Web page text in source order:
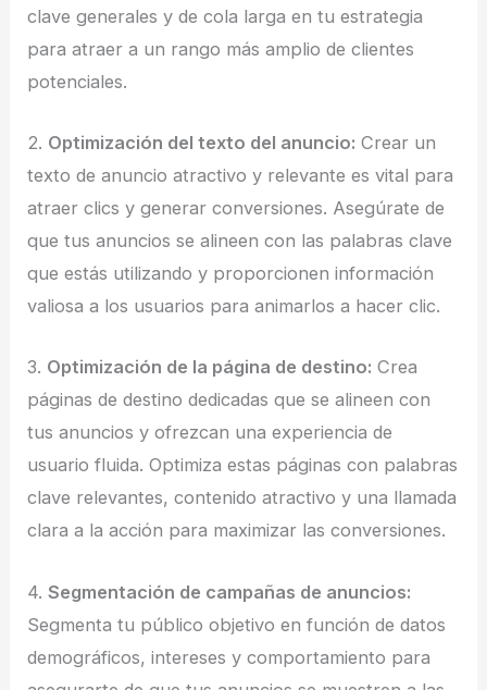
clave generales y de cola larga en tu estrategia
para atraer a un rango más amplio de clientes
potenciales.
2. Optimización del texto del anuncio: Crear un
texto de anuncio atractivo y relevante es vital para
atraer clics y generar conversiones. Asegúrate de
que tus anuncios se alineen con las palabras clave
que estás utilizando y proporcionen información
valiosa a los usuarios para animarlos a hacer clic.
3. Optimización de la página de destino: Crea
páginas de destino dedicadas que se alineen con
tus anuncios y ofrezcan una experiencia de
usuario fluida. Optimiza estas páginas con palabras
clave relevantes, contenido atractivo y una llamada
clara a la acción para maximizar las conversiones.
4.Segmentación de campañas de anuncios:
Segmenta tu público objetivo en función de datos
demográficos, intereses y comportamiento para